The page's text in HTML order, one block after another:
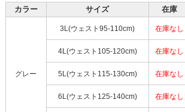
カラー サイズ 在庫
グレー
3L(ウェスト95-110cm) 在庫なし
4L(ウェスト105-120cm) 在庫なし
5L(ウェスト115-130cm) 在庫なし
6L(ウェスト125-140cm) 在庫なし